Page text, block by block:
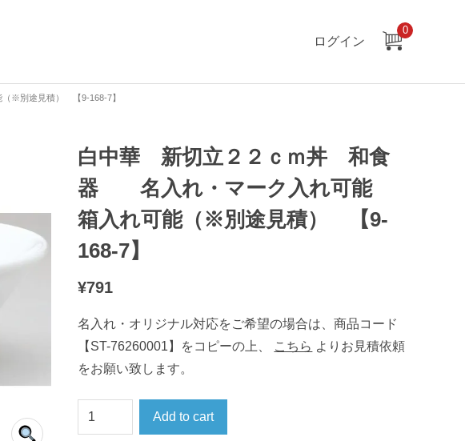
ログイン
0
※別途見積） 【9-168-7】
白中華 新切立２２ｃｍ丼 和食
器 名入れ・マーク入れ可能
箱入れ可能（※別途見積） 【9-
168-7】
¥791
名入れ・オリジナル対応をご希望の場合は、商品コード
【ST-76260001】をコピーの上、
こちら よりお見積依頼
をお願い致します。
白
中
Add to cart